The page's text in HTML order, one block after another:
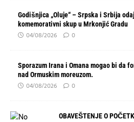
Godišnjica „Oluje“ – Srpska i Srbija
komemorativni skup u Mrkonjić Gradu
04/08/2026 0
Sporazum Irana i Omana mogao bi da
nad Ormuskim moreuzom.
04/08/2026 0
OBAVEŠTENJE O